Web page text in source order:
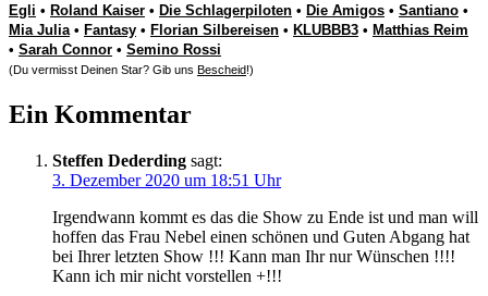
Egli • Roland Kaiser • Die Schlagerpiloten • Die Amigos • Santiano •
Mia Julia • Fantasy • Florian Silbereisen • KLUBBB3 • Matthias Reim
• Sarah Connor • Semino Rossi
(Du vermisst Deinen Star? Gib uns Bescheid!)
Ein Kommentar
Steffen Dederding sagt:
3. Dezember 2020 um 18:51 Uhr
Irgendwann kommt es das die Show zu Ende ist und man will
hoffen das Frau Nebel einen schönen und Guten Abgang hat
bei Ihrer letzten Show !!! Kann man Ihr nur Wünschen !!!!
Kann ich mir nicht vorstellen +!!!